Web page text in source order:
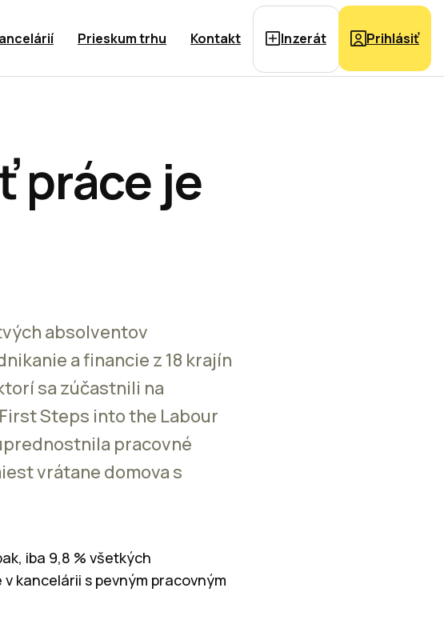
Prieskum trhu Kontakt Inzerát Prihlásiť
práce je
absolventov
a financie z 18 krajín
sa zúčastnili na
Steps into the Labour
pracovné
vrátane domova s
iba 9,8 % všetkých
kancelárii s pevným pracovným